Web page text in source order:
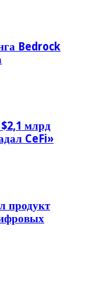
Bedrock
млрд
CeFi»
продукт